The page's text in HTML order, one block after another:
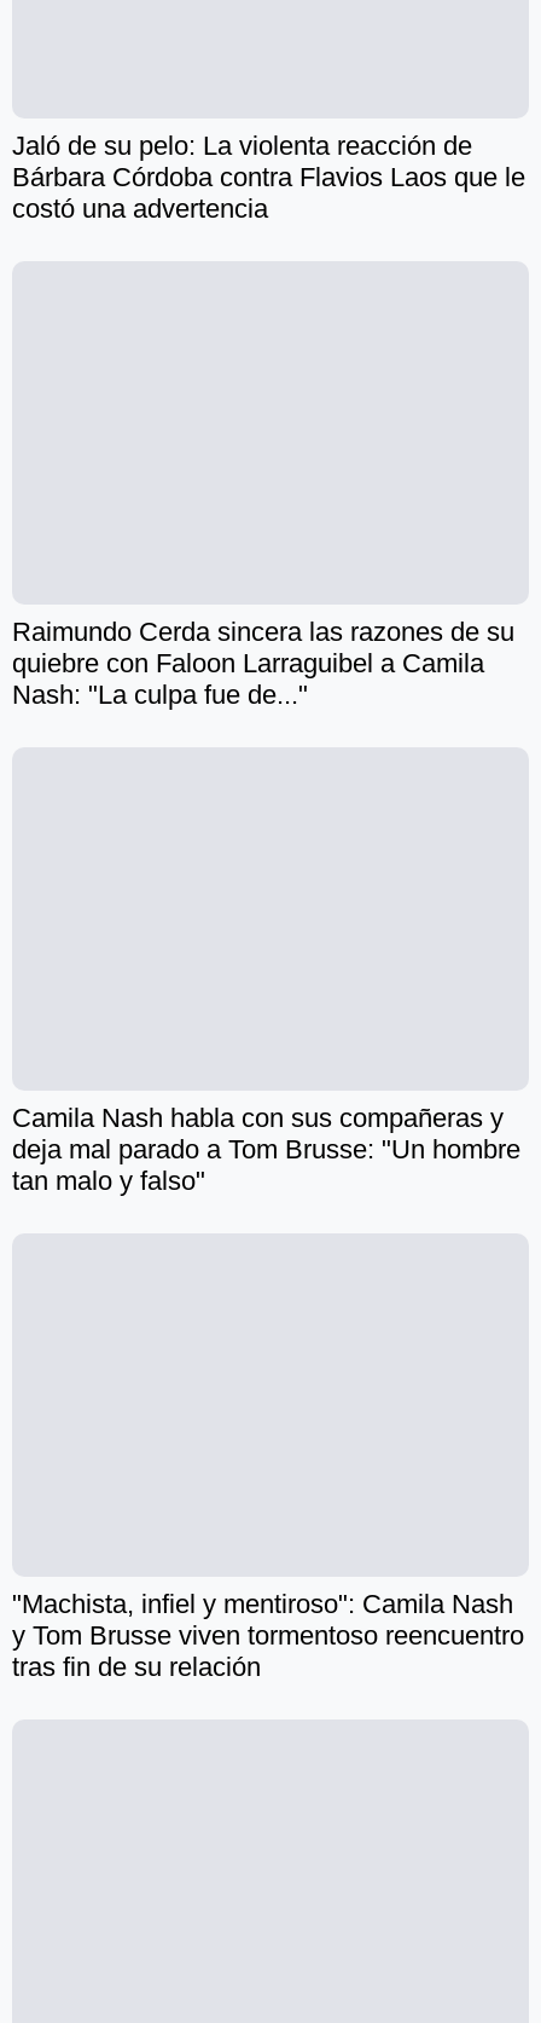
Jaló de su pelo: La violenta reacción de
Bárbara Córdoba contra Flavios Laos que le
costó una advertencia
Raimundo Cerda sincera las razones de su
quiebre con Faloon Larraguibel a Camila
Nash: "La culpa fue de..."
Camila Nash habla con sus compañeras y
deja mal parado a Tom Brusse: "Un hombre
tan malo y falso"
"Machista, infiel y mentiroso": Camila Nash
y Tom Brusse viven tormentoso reencuentro
tras fin de su relación